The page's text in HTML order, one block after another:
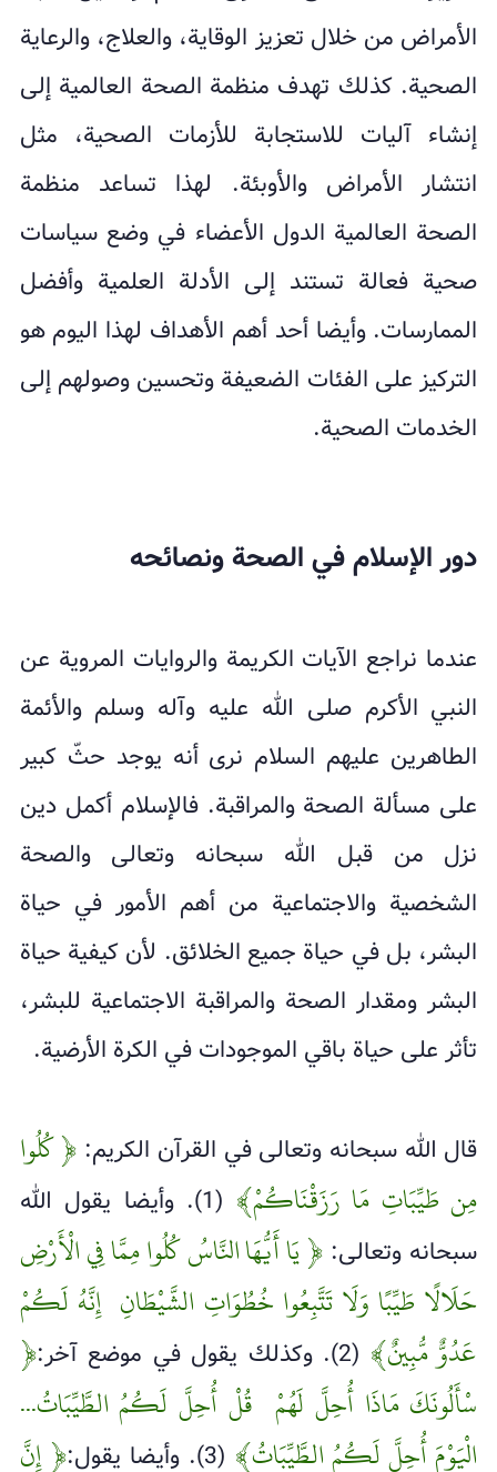
الأمراض من خلال تعزيز الوقاية، والعلاج، والرعاية
الصحية. كذلك تهدف منظمة الصحة العالمية إلى
إنشاء آليات للاستجابة للأزمات الصحية، مثل
انتشار الأمراض والأوبئة. لهذا تساعد منظمة
الصحة العالمية الدول الأعضاء في وضع سياسات
صحية فعالة تستند إلى الأدلة العلمية وأفضل
الممارسات. وأيضا أحد أهم الأهداف لهذا اليوم هو
التركيز على الفئات الضعيفة وتحسين وصولهم إلى
الخدمات الصحية.
دور الإسلام في الصحة ونصائحه
عندما نراجع الآيات الكريمة والروايات المروية عن
النبي الأكرم صلى الله عليه وآله وسلم والأئمة
الطاهرين عليهم السلام نرى أنه يوجد حثّ كبير
على مسألة الصحة والمراقبة. فالإسلام أكمل دين
نزل من قبل الله سبحانه وتعالى والصحة
الشخصية والاجتماعية من أهم الأمور في حياة
البشر، بل في حياة جميع الخلائق. لأن كيفية حياة
البشر ومقدار الصحة والمراقبة الاجتماعية للبشر،
تأثر على حياة باقي الموجودات في الكرة الأرضية.
قال الله سبحانه وتعالى في القرآن الكريم: ﴿ كُلُوا
مِن طَيِّبَاتِ مَا رَزَقْنَاكُمْ﴾
(1). وأيضا يقول الله
سبحانه وتعالى: ﴿ يَا أَيُّهَا النَّاسُ كُلُوا مِمَّا فِي الْأَرْضِ
حَلَالًا طَيِّبًا وَلَا تَتَّبِعُوا خُطُوَاتِ الشَّيْطَانِ إِنَّهُ لَكُمْ
عَدُوٌّ مُّبِينٌ﴾ (2). وكذلك يقول في موضع آخر:
﴿
سْأَلُونَكَ مَاذَا أُحِلَّ لَهُمْ قُلْ أُحِلَّ لَكُمُ الطَّيِّبَاتُ...
الْيَوْمَ أُحِلَّ لَكُمُ الطَّيِّبَاتُ﴾ (3). وأيضا يقول:
﴿ إِنَّ